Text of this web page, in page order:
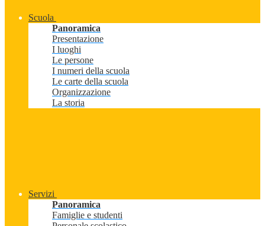
Scuola
Panoramica
Presentazione
I luoghi
Le persone
I numeri della scuola
Le carte della scuola
Organizzazione
La storia
Servizi
Panoramica
Famiglie e studenti